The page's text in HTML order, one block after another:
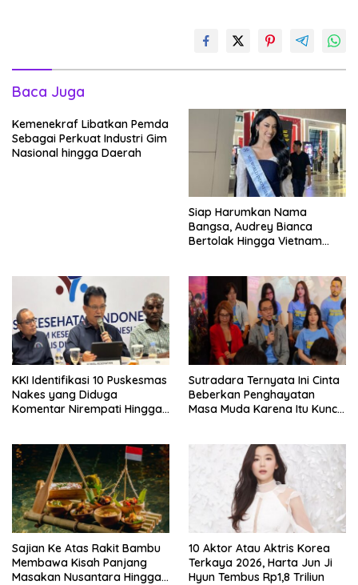
Baca Juga
Kemenekraf Libatkan Pemda
Sebagai Perkuat Industri Gim
Nasional hingga Daerah
Siap Harumkan Nama
Bangsa, Audrey Bianca
Bertolak Hingga Vietnam
KKI Identifikasi 10 Puskesmas
Nakes yang Diduga
Komentar Nirempati Hingga
Sutradara Ternyata Ini Cinta
Beberkan Penghayatan
Masa Muda Karena Itu Kunci
Sajian Ke Atas Rakit Bambu
Membawa Kisah Panjang
Masakan Nusantara Hingga
10 Aktor Atau Aktris Korea
Terkaya 2026, Harta Jun Ji
Hyun Tembus Rp1,8 Triliun